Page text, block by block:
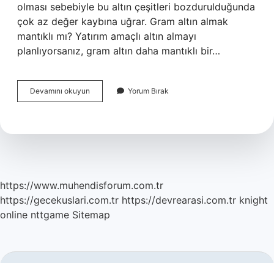
olması sebebiyle bu altın çeşitleri bozdurulduğunda
çok az değer kaybına uğrar. Gram altın almak
mantıklı mı? Yatırım amaçlı altın almayı
planlıyorsanız, gram altın daha mantıklı bir…
Devamını okuyun
Almak
Çeyrek
Yorum Bırak
https://www.muhendisforum.com.tr
https://gecekuslari.com.tr https://devrearasi.com.tr knight
online nttgame Sitemap